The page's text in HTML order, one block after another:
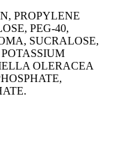
PROPYLENE
PEG-40,
SUCRALOSE,
OLERACEA